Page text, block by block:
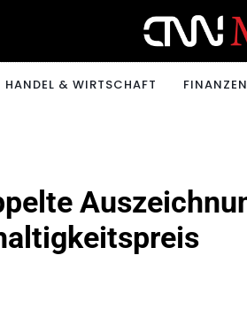
HANDEL & WIRTSCHAFT FINANZEN